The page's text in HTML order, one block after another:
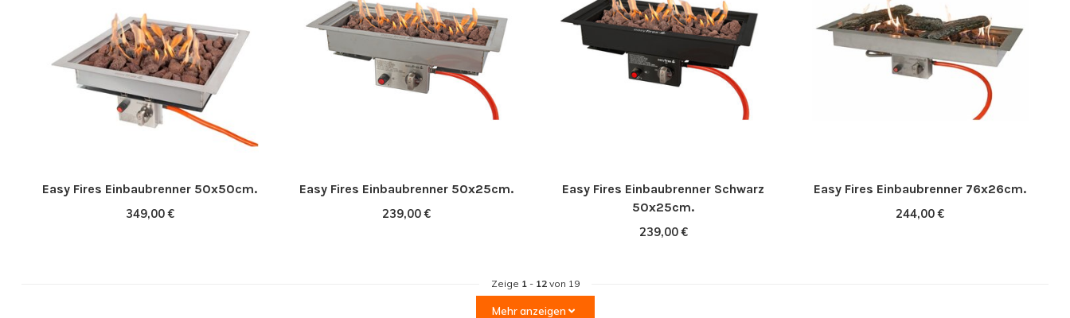
Easy Fires Einbaubrenner 50x50cm.
349,00 €
Easy Fires Einbaubrenner 50x25cm.
239,00 €
Easy Fires Einbaubrenner Schwarz
50x25cm.
239,00 €
Easy Fires Einbaubrenner 76x26cm.
244,00 €
Zeige 1 - 12von 19
Mehr anzeigen